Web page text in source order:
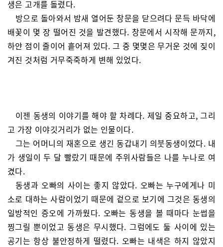
생은 고개를 돌렸다.
방으로 돌아와서 밤새 열어둔 창문을 닫으려다 문득 바닥에
배꽃이 몇 장 떨어진 것을 발견했다. 창문에서 시작해 문까지,
하얀 점이 줄이어 흩어져 있다. 그 중 몇몇은 무거운 것에 짖이
겨진 것처럼 거무죽죽하게 변해 있었다.
이젠 동생의 이야기를 해야 할 차례다. 제일 중요하고, 그리
고 가장 이야깃거리가 없는 인물이다.
그는 어머니의 재혼으로 생긴 동갑내기 의붓동생이었다. 내
가 생일이 두 달 빨랐기 때문에 주위사람들은 나를 누나로 여
겼다.
동생과 오빠의 사이는 좋지 않았다. 오빠는 누구에게나 미
소로 대하는 사람이었기 때문에 겉으로 보기에 그것은 동생의
일방적인 증오에 가까웠다. 오빠는 동생을 볼 때마다 눈썹을
찡그릴 뿐이었고 동생은 무시했다. 그럼에도 둘 사이에 있는
공기는 항상 불안정하게 떨렸다. 오빠는 내색은 하지 않았지